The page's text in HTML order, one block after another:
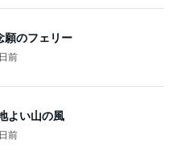
願のフェリー
前
よい山の風
前